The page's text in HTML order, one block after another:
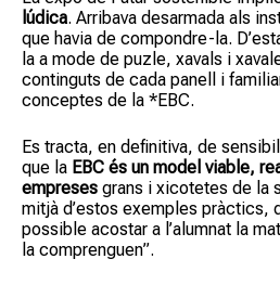
lúdica. Arribava desarmada als
que havia de compondre-la.
la a mode de puzle, xavals i
continguts de cada panell i
conceptes de la *EBC.
Es tracta, en definitiva, de
que la EBC és un model viable,
empreses grans i xicotetes de la
mitjà d’estos exemples pràctics,
possible acostar a l’alumnat la
la comprenguen”.